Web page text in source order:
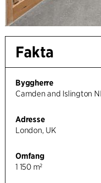
Fakta
Byggherre
Camden and Islington
Adresse
London, UK
Omfang
1 150 m²